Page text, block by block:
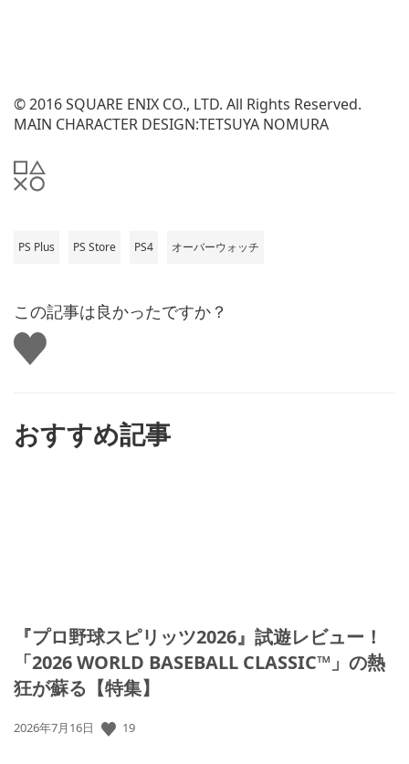
© 2016 SQUARE ENIX CO., LTD. All Rights Reserved.
MAIN CHARACTER DESIGN:TETSUYA NOMURA
PS Plus PS Store PS4 オーバーウォッチ
この記事は良かったですか？
い
い
おすすめ記事
『プロ野球スピリッツ2026』試遊レビュー！
「2026 WORLD BASEBALL CLASSIC™」の熱
狂が蘇る【特集】
公
2026年7月16日 19